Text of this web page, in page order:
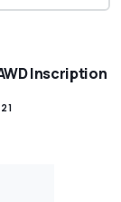
Inscription